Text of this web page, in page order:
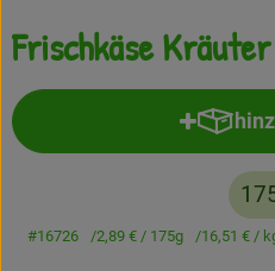
Getränke
Drogerie
Gratis Ökokiste im Wert
Frischkäse
#16726 2,89 €/ 175g 16,51 €/